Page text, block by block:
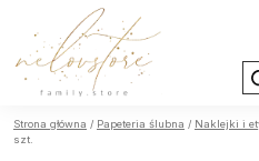
Ślub i
Strona główna / Papeteria ślubna / Naklejki i
szt.